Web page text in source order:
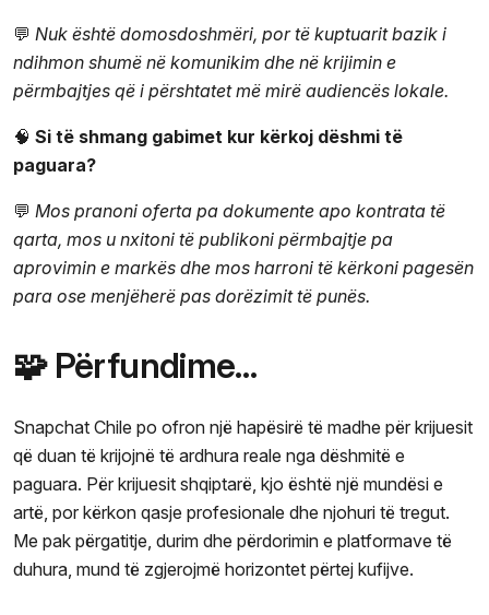
💬 Nuk është domosdoshmëri, por të kuptuarit bazik i
ndihmon shumë në komunikim dhe në krijimin e
përmbajtjes që i përshtatet më mirë audiencës lokale.
🧠 Si të shmang gabimet kur kërkoj dëshmi të
paguara?
💬 Mos pranoni oferta pa dokumente apo kontrata të
qarta, mos u nxitoni të publikoni përmbajtje pa
aprovimin e markës dhe mos harroni të kërkoni pagesën
para ose menjëherë pas dorëzimit të punës.
🧩 Përfundime…
Snapchat Chile po ofron një hapësirë të madhe për krijuesit
që duan të krijojnë të ardhura reale nga dëshmitë e
paguara. Për krijuesit shqiptarë, kjo është një mundësi e
artë, por kërkon qasje profesionale dhe njohuri të tregut.
Me pak përgatitje, durim dhe përdorimin e platformave të
duhura, mund të zgjerojmë horizontet përtej kufijve.